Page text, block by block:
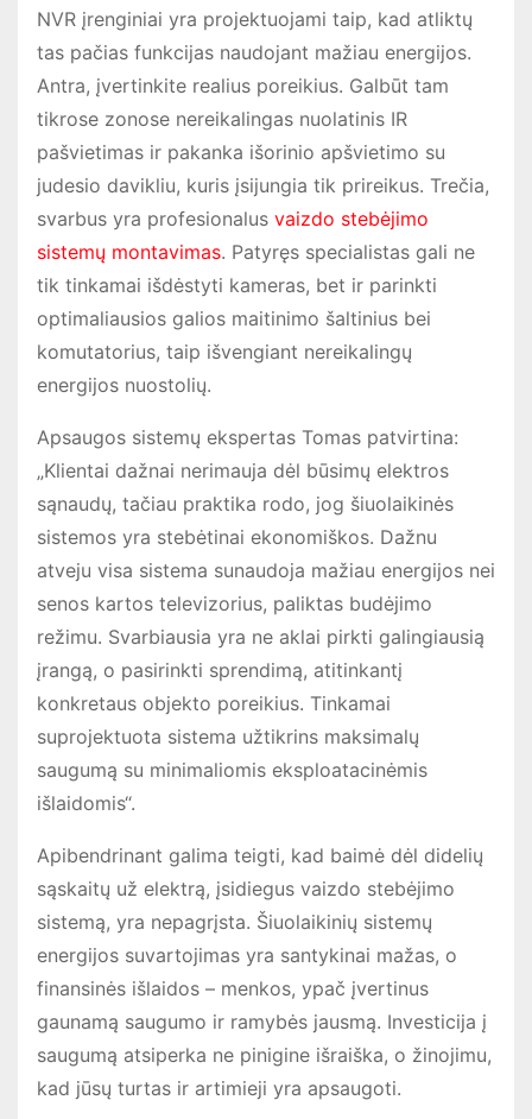
NVR įrenginiai yra projektuojami taip, kad atliktų
tas pačias funkcijas naudojant mažiau energijos.
Antra, įvertinkite realius poreikius. Galbūt tam
tikrose zonose nereikalingas nuolatinis IR
pašvietimas ir pakanka išorinio apšvietimo su
judesio davikliu, kuris įsijungia tik prireikus. Trečia,
svarbus yra profesionalus vaizdo stebėjimo
sistemų montavimas. Patyręs specialistas gali ne
tik tinkamai išdėstyti kameras, bet ir parinkti
optimaliausios galios maitinimo šaltinius bei
komutatorius, taip išvengiant nereikalingų
energijos nuostolių.
Apsaugos sistemų ekspertas Tomas patvirtina:
„Klientai dažnai nerimauja dėl būsimų elektros
sąnaudų, tačiau praktika rodo, jog šiuolaikinės
sistemos yra stebėtinai ekonomiškos. Dažnu
atveju visa sistema sunaudoja mažiau energijos nei
senos kartos televizorius, paliktas budėjimo
režimu. Svarbiausia yra ne aklai pirkti galingiausią
įrangą, o pasirinkti sprendimą, atitinkantį
konkretaus objekto poreikius. Tinkamai
suprojektuota sistema užtikrins maksimalų
saugumą su minimaliomis eksploatacinėmis
išlaidomis“.
Apibendrinant galima teigti, kad baimė dėl didelių
sąskaitų už elektrą, įsidiegus vaizdo stebėjimo
sistemą, yra nepagrįsta. Šiuolaikinių sistemų
energijos suvartojimas yra santykinai mažas, o
finansinės išlaidos – menkos, ypač įvertinus
gaunamą saugumo ir ramybės jausmą. Investicija į
saugumą atsiperka ne pinigine išraiška, o žinojimu,
kad jūsų turtas ir artimieji yra apsaugoti.